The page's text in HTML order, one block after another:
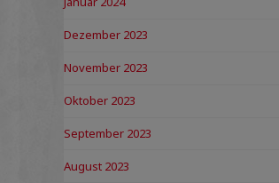
Dezember 2023
November 2023
Oktober 2023
September 2023
August 2023